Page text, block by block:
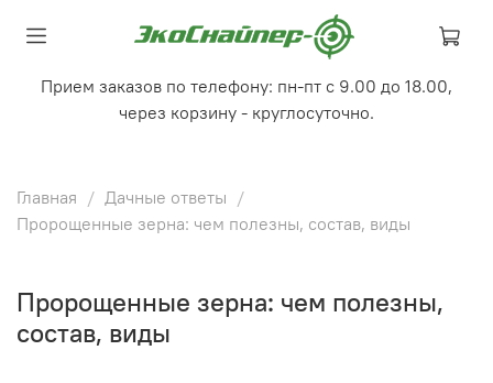
Прием заказов по телефону: пн-пт с 9.00 до 18.00,
через корзину - круглосуточно.
Главная
Дачные ответы
Пророщенные зерна: чем полезны, состав, виды
Пророщенные зерна: чем полезны,
состав, виды